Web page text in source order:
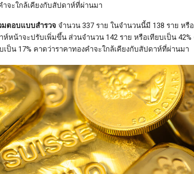
ำจะใกล้เคียงกับสัปดาห์ที่ผ่านมา
มตอบแบบสำรวจ จำนวน 337 ราย ในจำนวนนี้มี 138 ราย หรื
หน้าจะปรับเพิ่มขึ้น ส่วนจำนวน 142 ราย หรือเทียบเป็น
เป็น 17% คาดว่าราคาทองคำจะใกล้เคียงกับสัปดาห์ที่ผ่านมา